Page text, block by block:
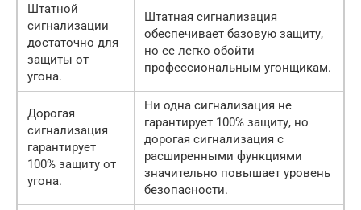
Штатной
сигнализации
достаточно для
защиты от
угона.
Штатная сигнализация
обеспечивает базовую защиту,
но ее легко обойти
профессиональным угонщикам.
Дорогая
сигнализация
гарантирует
100% защиту от
угона.
Ни одна сигнализация не
гарантирует 100% защиту, но
дорогая сигнализация с
расширенными функциями
значительно повышает уровень
безопасности.